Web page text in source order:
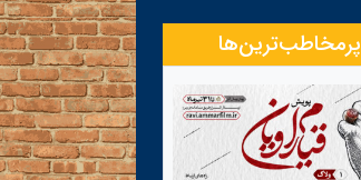
پرمخاطب‌ترین‌ها